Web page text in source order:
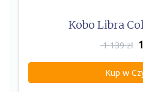
Kobo Libra
1 139 zł
Kup w